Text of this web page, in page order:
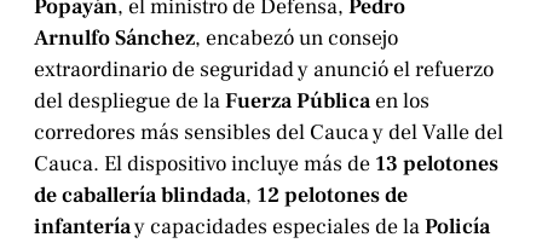
Popayán, el ministro de Defensa, Pedro
ArnulfoSánchez, encabezó un consejo
extraordinario de seguridad y anunció el refuerzo
del despliegue de laFuerza Pública en los
corredores más sensibles del Cauca y del Valle del
Cauca. El dispositivo incluye más de 13 pelotones
de caballería blindada, 12 pelotones de
infanteríay capacidades especiales de laPolicía